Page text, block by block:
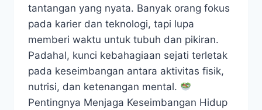
tantangan yang nyata. Banyak orang fokus
pada karier dan teknologi, tapi lupa
memberi waktu untuk tubuh dan pikiran.
Padahal, kunci kebahagiaan sejati terletak
pada keseimbangan antara aktivitas fisik,
nutrisi, dan ketenangan mental.
Pentingnya Menjaga Keseimbangan Hidup